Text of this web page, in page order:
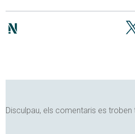
Disculpau, els comentaris es troben